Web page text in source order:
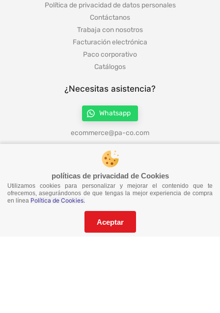
políticas de privacidad de Cookies
Utilizamos cookies para personalizar y mejorar el contenido que te
ofrecemos, asegurándonos de que tengas la mejor experiencia de compra
en línea Política de Cookies.
Aceptar
Política de privacidad de datos personales
Contáctanos
Trabaja con nosotros
Facturación electrónica
Paco corporativo
Catálogos
¿Necesitas asistencia?
Whatsapp
ecommerce@pa-co.com
¡Síguenos en redes!
¡No te pierdas nuestras ofertas!
Suscríbete a nuestro Catalogo